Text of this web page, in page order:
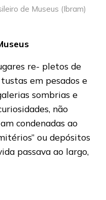
de Museus (Ibram)
re- pletos de
em pesados e
sombrias e
não
condenadas ao
ou depósitos
passava ao largo,